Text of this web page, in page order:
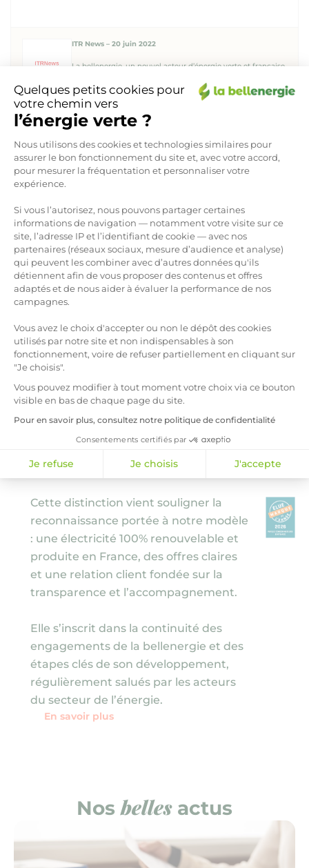
Quelques petits cookies pour
votre chemin vers
l’énergie verte ?
Plateforme de Gestion du
Nous utilisons des cookies et technologies similaires pour
assurer le bon fonctionnement du site et, avec votre accord,
pour mesurer la fréquentation et personnaliser votre
expérience.
Si vous l’autorisez, nous pouvons partager certaines
informations de navigation — notamment votre visite sur ce
site, l’adresse IP et l’identifiant de cookie — avec nos
partenaires (réseaux sociaux, mesure d’audience et analyse)
qui peuvent les combiner avec d’autres données qu'ils
détiennent afin de vous proposer des contenus et offres
adaptés et de nous aider à évaluer la performance de nos
campagnes.
Vous avez le choix d'accepter ou non le dépôt des cookies
utilisés par notre site et non indispensables à son
fonctionnement, voire de refuser partiellement en cliquant sur
"Je choisis".
Vous pouvez modifier à tout moment votre choix via ce bouton
visible en bas de chaque page du site.
Pour en savoir plus, consultez notre politique de confidentialité
Consentements certifiés par
Je refuse Je choisis J'accepte
Axeptio consent
ITR News – 20 juin 2022
La bellenergie, un nouvel acteur d’énergie verte et française
situé à Toulon
Green Univers – 30 juin 2022
Qui est le nouveau fournisseur la bellenergie
la bellenergie, élue
Marque de l’Année
2026
En 2026, la bellenergie a été élue
étude treetz/Toluna menée auprès de
consommateurs représentatifs.
Cette distinction vient souligner la
reconnaissance portée à notre modèle
: une électricité 100% renouvelable et
produite en France, des offres claires
et une relation client fondée sur la
transparence et l’accompagnement.
Elle s’inscrit dans la continuité des
engagements de la bellenergie et des
étapes clés de son développement,
régulièrement salués par les acteurs
du secteur de l’énergie.
En savoir plus
Nosbellesactus